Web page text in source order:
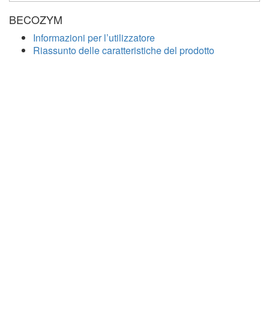
BECOZYM
Informazioni per l’utilizzatore
Riassunto delle caratteristiche del prodotto